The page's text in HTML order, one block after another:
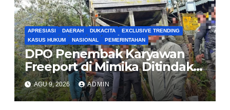
APRESIASI DAERAH DUKACITA
EXCLUSIVE TRENDING
KASUS HUKUM
NASIONAL PEMERINTAHAN
DPO Penembak Karyawan
Freeport di Mimika Ditindak
Satgas Amole-2026 di
Tembagapura
AGU 9, 2026 ADMIN